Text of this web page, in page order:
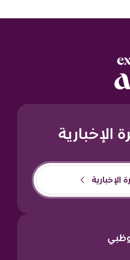
الإخبارية
الإخبارية